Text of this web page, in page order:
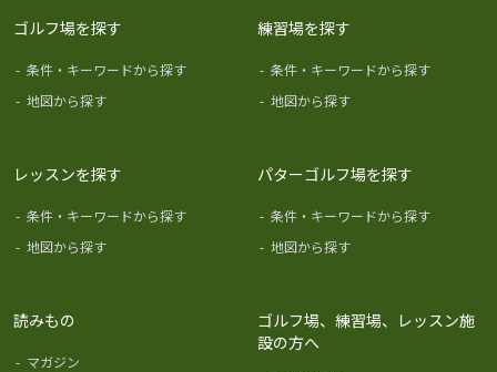
ゴルフ場を探す
- 条件・キーワードから探す
- 地図から探す
練習場を探す
- 条件・キーワードから探す
- 地図から探す
レッスンを探す
- 条件・キーワードから探す
- 地図から探す
パターゴルフ場を探す
- 条件・キーワードから探す
- 地図から探す
読みもの
- マガジン
ゴルフ場、練習場、レッスン施
設の方へ